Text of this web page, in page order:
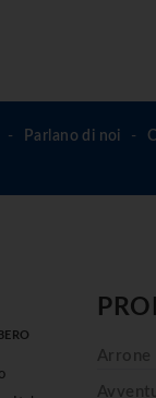
Parlano di noi
Arrone